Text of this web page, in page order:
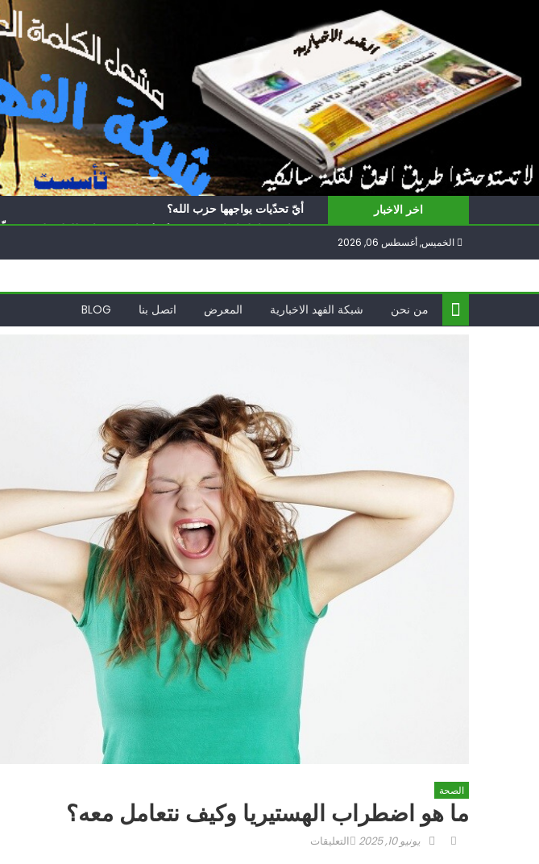
اخر الاخبار
أيّ تحدّيات يواجهها حزب الله؟
برنامج شامل لإعادة هندسة غزّة | ترامب ونتنياهو للفلسطينيين:
ناشطة أمريكية يهودية تدعو الدول العربية لوقف التطبيع
الخميس, أغسطس 06, 2026
BLOG اتصل بنا المعرض شبكة الفهد الاخبارية من نحن
الصحة
ما هو اضطراب الهستيريا وكيف نتعامل معه؟
Posted
يونيو 10, 2025Author التعليقات